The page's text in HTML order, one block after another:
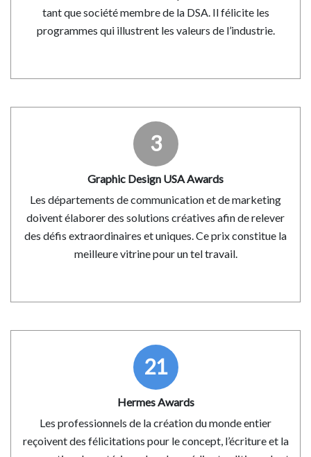
tant que société membre de la DSA. Il félicite les
programmes qui illustrent les valeurs de l’industrie.
3
Graphic Design USA Awards
Les départements de communication et de marketing
doivent élaborer des solutions créatives afin de relever
des défis extraordinaires et uniques. Ce prix constitue la
meilleure vitrine pour un tel travail.
21
Hermes Awards
Les professionnels de la création du monde entier
reçoivent des félicitations pour le concept, l’écriture et la